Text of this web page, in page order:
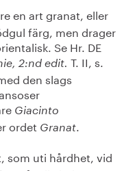
en art granat, eller
färg, men drager
Se Hr. DE
2:nd edit. T. II, s.
den slags
Giacinto
ordet Granat.
som uti hårdhet, vid